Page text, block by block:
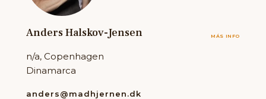
Anders Halskov-Jensen MÁS INFO
n/a, Copenhagen
Dinamarca
anders@madhjernen.dk